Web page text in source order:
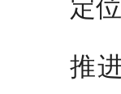
定
推